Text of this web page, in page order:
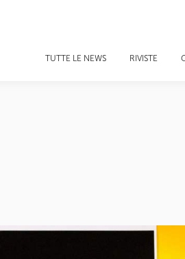
TUTTE LE NEWS RIVISTE